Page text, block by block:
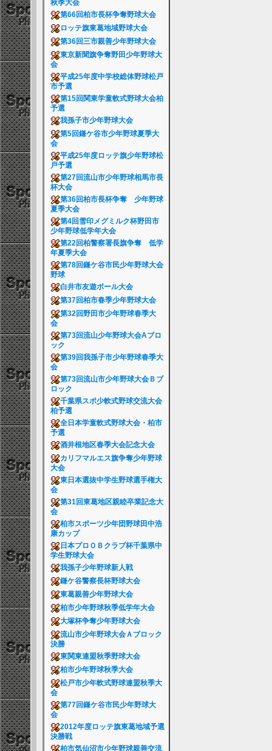
秋季大会
第66回柏市長杯争奪野球大会
ロッテ旗東葛地域野球大会
第36回三市親善少年野球大会
東京新聞旗争奪野田少年野球大
会
平成25年度中学校総体野球松戸
市予選
第15回関東学童軟式野球大会柏
予選
我孫子市少年野球大会
第5回鎌ケ谷市少年野球夏季大
会
平成25年度ロッテ旗少年野球松
戸予選
第27回流山市少年野球相馬市長
杯大会
第36回柏市長杯争奪 少年野球
夏季大会
第4回雪印メグミルク杯野田市
少年野球低学年大会
第22回柏警察署長旗争奪 低学
年夏季大会
第78回鎌ケ谷市民少年野球大会
野球
白井市友遊ボール大会
第37回柏市春季少年野球大会
第32回野田市少年野球春季大
会
第73回流山少年野球大会Aブロ
ック
第39回我孫子市少年野球春季大
会
第73回流山市少年野球大会Ｂブ
ロック
千葉県スポ少軟式野球交流大会
柏予選
全日本学童軟式野球大会・柏市
予選
酒井根地区春季大会記念大会
カリフマルエス旗争奪少年野球
大会
東日本選抜中学生野球選手権大
会
第31回東葛地区親睦卒業記念大
会
柏市スポーツ少年団野球田中浩
康カップ
日本プロＯＢクラブ杯千葉県中
学生野球大会
我孫子少年野球新人戦
鎌ケ谷警察長杯野球大会
東葛親善少年野球大会
柏市少年野球秋季低学年大会
大塚杯争奪少年野球大会
流山市少年野球大会Ａブロック
決勝
東関東連盟秋季野球大会
柏市少年野球秋季大会
松戸市少年軟式野球連盟秋季大
会
第77回鎌ケ谷市民少年野球大
会
2012年度ロッテ旗東葛地域予選
決勝戦
柏市気仙沼市少年野球親善交流